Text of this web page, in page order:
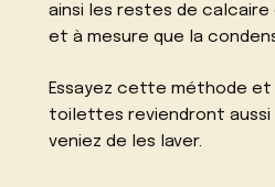
ainsi les restes de
et à mesure que la
Essayez cette méthode et
toilettes reviendront aussi
veniez de les laver.